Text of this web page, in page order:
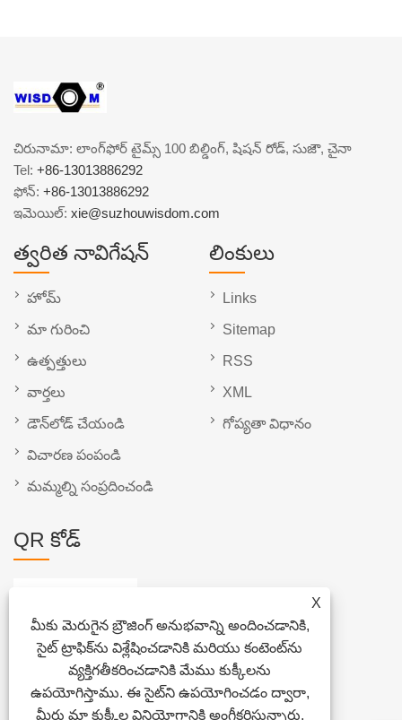
X
మీకు మెరుగైన బ్రౌజింగ్ అనుభవాన్ని అందించడానికి,
సైట్ ట్రాఫిక్‌ను విశ్లేషించడానికి మరియు కంటెంట్‌ను
వ్యక్తిగతీకరించడానికి మేము కుక్కీలను
ఉపయోగిస్తాము. ఈ సైట్‌ని ఉపయోగించడం ద్వారా,
మీరు మా కుక్కీల వినియోగానికి అంగీకరిస్తున్నారు.
చిరునామా: లాంగ్‌ఫోర్ టైమ్స్ 100 బిల్డింగ్, షిషన్ రోడ్, సుజౌ, చైనా
Tel: +86-13013886292
ఫోన్: +86-13013886292
ఇమెయిల్: xie@suzhouwisdom.com
త్వరిత నావిగేషన్
హోమ్
మా గురించి
ఉత్పత్తులు
వార్తలు
డౌన్‌లోడ్ చేయండి
విచారణ పంపండి
మమ్మల్ని సంప్రదించండి
లింకులు
Links
Sitemap
RSS
XML
గోప్యతా విధానం
QR కోడ్